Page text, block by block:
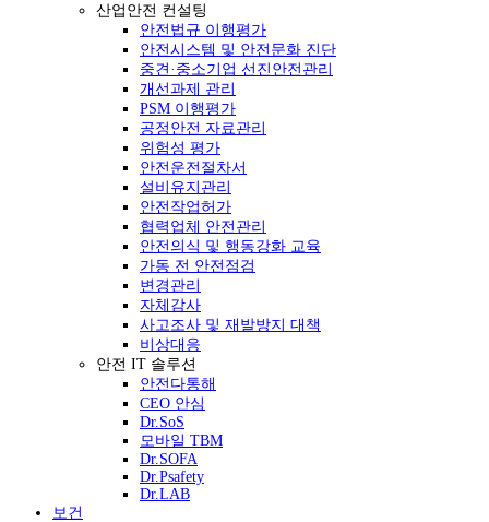
산업안전 컨설팅
안전법규 이행평가
안전시스템 및 안전문화 진단
중견·중소기업 선진안전관리
개선과제 관리
PSM 이행평가
공정안전 자료관리
위험성 평가
안전운전절차서
설비유지관리
안전작업허가
협력업체 안전관리
안전의식 및 행동강화 교육
가동 전 안전점검
변경관리
자체감사
사고조사 및 재발방지 대책
비상대응
안전 IT 솔루션
안전다통해
CEO 안심
Dr.SoS
모바일 TBM
Dr.SOFA
Dr.Psafety
Dr.LAB
보건